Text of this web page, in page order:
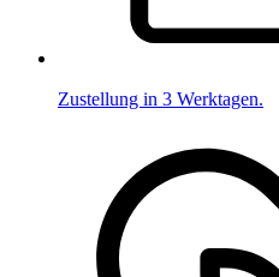
Zustellung in 3 Werktagen.